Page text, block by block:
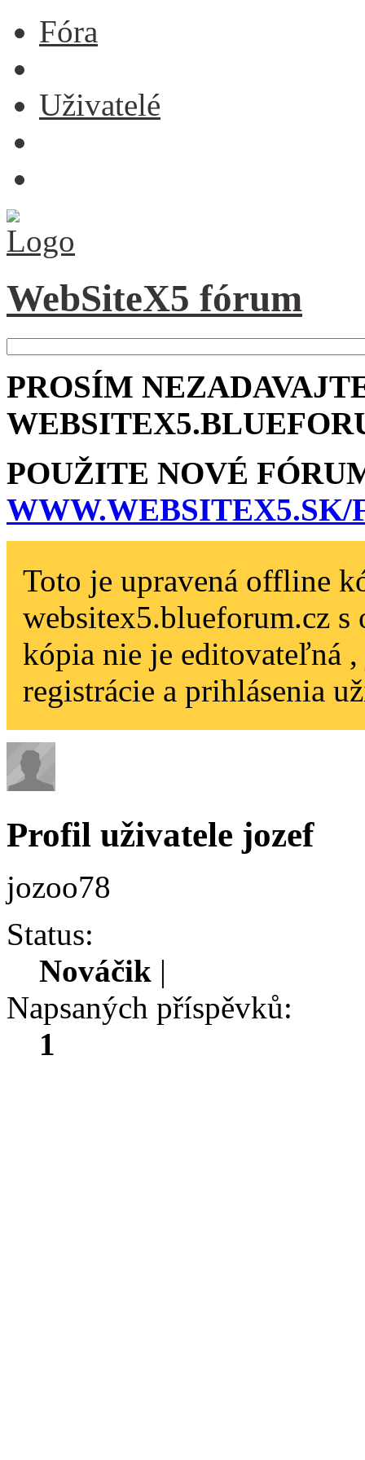
Fóra
Uživatelé
WebSiteX5 fórum
PROSÍM
POUŽITE NOVÉ
WWW.WEBSITEX5­.SK/
Toto je upravená offline
websitex5.blueforum.cz
kópia nie je editovateľná
registrácie a prihlásenia
Profil uživatele jozef
jozoo78
Status:
Nováčik |
Napsaných příspěvků:
1